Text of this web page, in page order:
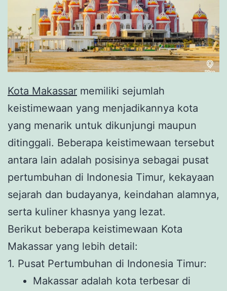
Kota Makassar memiliki sejumlah
keistimewaan yang menjadikannya kota
yang menarik untuk dikunjungi maupun
ditinggali. Beberapa keistimewaan tersebut
antara lain adalah posisinya sebagai pusat
pertumbuhan di Indonesia Timur, kekayaan
sejarah dan budayanya, keindahan alamnya,
serta kuliner khasnya yang lezat.
Berikut beberapa keistimewaan Kota
Makassar yang lebih detail:
1. Pusat Pertumbuhan di Indonesia Timur:
Makassar adalah kota terbesar di